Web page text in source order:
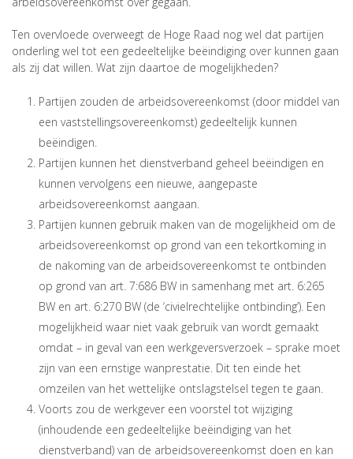
Ten overvloede overweegt de Hoge Raad nog wel dat partijen
onderling wel tot een gedeeltelijke beëindiging over kunnen gaan
als zij dat willen. Wat zijn daartoe de mogelijkheden?
Partijen zouden de arbeidsovereenkomst (door middel van
een vaststellingsovereenkomst) gedeeltelijk kunnen
beëindigen.
Partijen kunnen het dienstverband geheel beëindigen en
kunnen vervolgens een nieuwe, aangepaste
arbeidsovereenkomst aangaan.
Partijen kunnen gebruik maken van de mogelijkheid om de
arbeidsovereenkomst op grond van een tekortkoming in
de nakoming van de arbeidsovereenkomst te ontbinden
op grond van art. 7:686 BW in samenhang met art. 6:265
BW en art. 6:270 BW (de ‘civielrechtelijke ontbinding’). Een
mogelijkheid waar niet vaak gebruik van wordt gemaakt
omdat – in geval van een werkgeversverzoek – sprake moet
zijn van een ernstige wanprestatie. Dit ten einde het
omzeilen van het wettelijke ontslagstelsel tegen te gaan.
Voorts zou de werkgever een voorstel tot wijziging
(inhoudende een gedeeltelijke beëindiging van het
dienstverband) van de arbeidsovereenkomst doen en kan